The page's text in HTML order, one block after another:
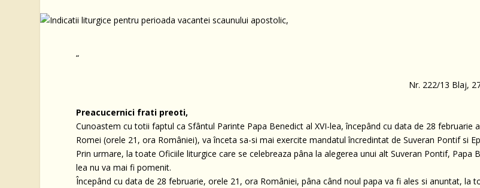
“
Nr. 222/13 Blaj,
Preacucernici frati preoti,
Cunoastem cu totii faptul ca Sfântul Parinte Papa Benedict al XVI-lea, începând cu data de 28 februarie
Romei (orele 21, ora României), va înceta sa-si mai exercite mandatul încredintat de Suveran Pontif si
Prin urmare, la toate Oficiile liturgice care se celebreaza pâna la alegerea unui alt Suveran Pontif, Papa
lea nu va mai fi pomenit.
Începând cu data de 28 februarie, orele 21, ora României, pâna când noul papa va fi ales si anuntat, la